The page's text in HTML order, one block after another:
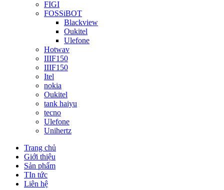
FIGI
FOSSiBOT
Blackview
Oukitel
Ulefone
Hotwav
IIIF150
IIIF150
Itel
nokia
Oukitel
tank haiyu
tecno
Ulefone
Unihertz
Trang chủ
Giới thiệu
Sản phẩm
TIn tức
Liên hệ